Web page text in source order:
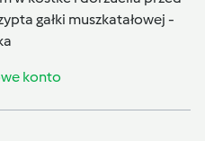
gałki muszkatałowej -
konto